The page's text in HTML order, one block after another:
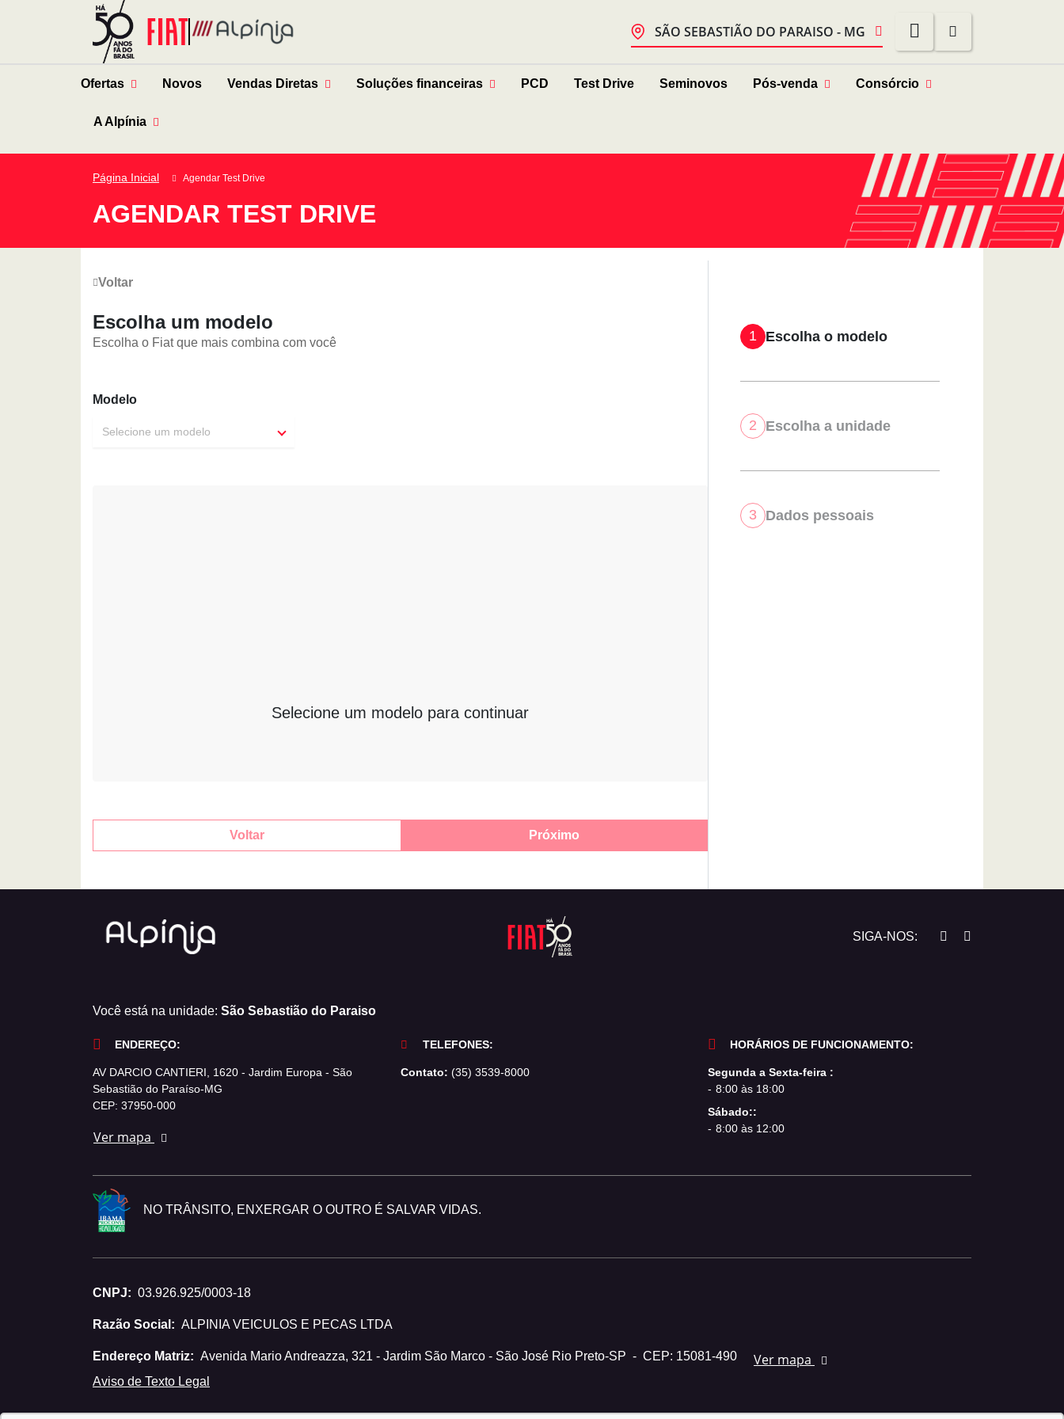
SÃO SEBASTIÃO DO PARAISO - MG
Ofertas Novos Vendas Diretas Soluções financeiras PCD Test Drive Seminovos Pós-venda Consórcio
A Alpínia
Página Inicial Agendar Test Drive
AGENDAR TEST DRIVE
Voltar
Escolha um modelo
Escolha o Fiatque mais combina com você
Modelo
Selecione um modelo
Selecione um modelo para continuar
Voltar Próximo
1 Escolha o modelo
2 Escolha a unidade
3 Dados pessoais
SIGA-NOS:
Você está na unidade: São Sebastião do Paraiso
ENDEREÇO:
AV DARCIO CANTIERI, 1620 - Jardim Europa - São
Sebastião do Paraíso-MG
CEP: 37950-000
Ver mapa
TELEFONES:
Contato: (35) 3539-8000
HORÁRIOS DE FUNCIONAMENTO:
Segunda a Sexta-feira :
8:00 às 18:00
Sábado::
8:00 às 12:00
NO TRÂNSITO, ENXERGAR O OUTRO É SALVAR VIDAS.
CNPJ: 03.926.925/0003-18
Razão Social: ALPINIA VEICULOS E PECAS LTDA
Endereço Matriz: Avenida Mario Andreazza, 321 - Jardim São Marco - São José Rio Preto-SP - CEP: 15081-490 Ver mapa
Aviso de Texto Legal